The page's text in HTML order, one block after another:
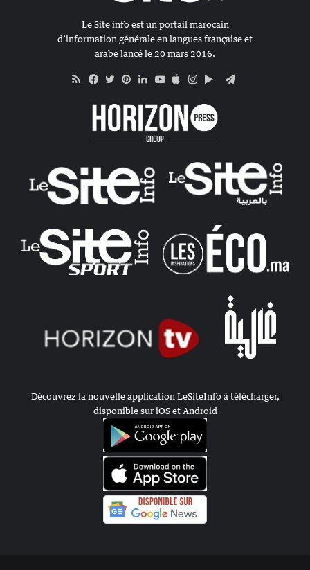
Le Site info est un portail marocain
d’information générale en langues française et
arabe lancé le 20 mars 2016.
RSS
Apple
Google
Telegram
Découvrez la nouvelle application LeSiteInfo à télécharger,
disponible sur iOS et Android